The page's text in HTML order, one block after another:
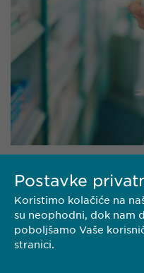
NAŠ
Postavke
Koristimo kolačiće na
su neophodni, dok nam
poboljšamo Vaše
stranici.